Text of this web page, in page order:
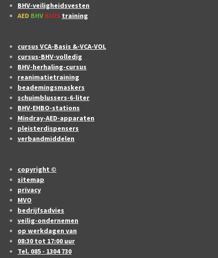
BHV-veiligheidsvesten
AED BHV BLUS training
cursus VCA-Basis &-VCA-VOL
cursus-BHV-volledig
BHV-herhaling-cursus
reanimatietraining
beademingsmaskers
schuimblussers-6-liter
BHV-EHBO-stations
Mindray-AED-apparaten
pleisterdispensers
verbandmiddelen
copyright ©
sitemap
privacy
MVO
bedrijfsadvies
veilig-ondernemen
op werkdagen van
08:30 tot 17:00 uur
Tel. 085 - 1304 730